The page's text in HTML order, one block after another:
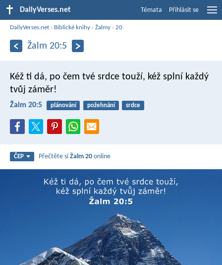
DailyVerses.net Témata Přihlásit se
DailyVerses.net › Biblické knihy ›Žalmy ›20
Žalm 20:5
Kéž ti dá, po čem tvé srdce touží, kéž splní každý
tvůj záměr!
Žalm 20:5 plánování požehnání srdce
ČEP Přečtěte siŽalm 20 online